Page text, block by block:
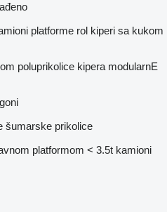
platforme rol kiperi sa kukom
poluprikolice kipera modularnE
šumarske prikolice
platformom < 3.5t kamioni